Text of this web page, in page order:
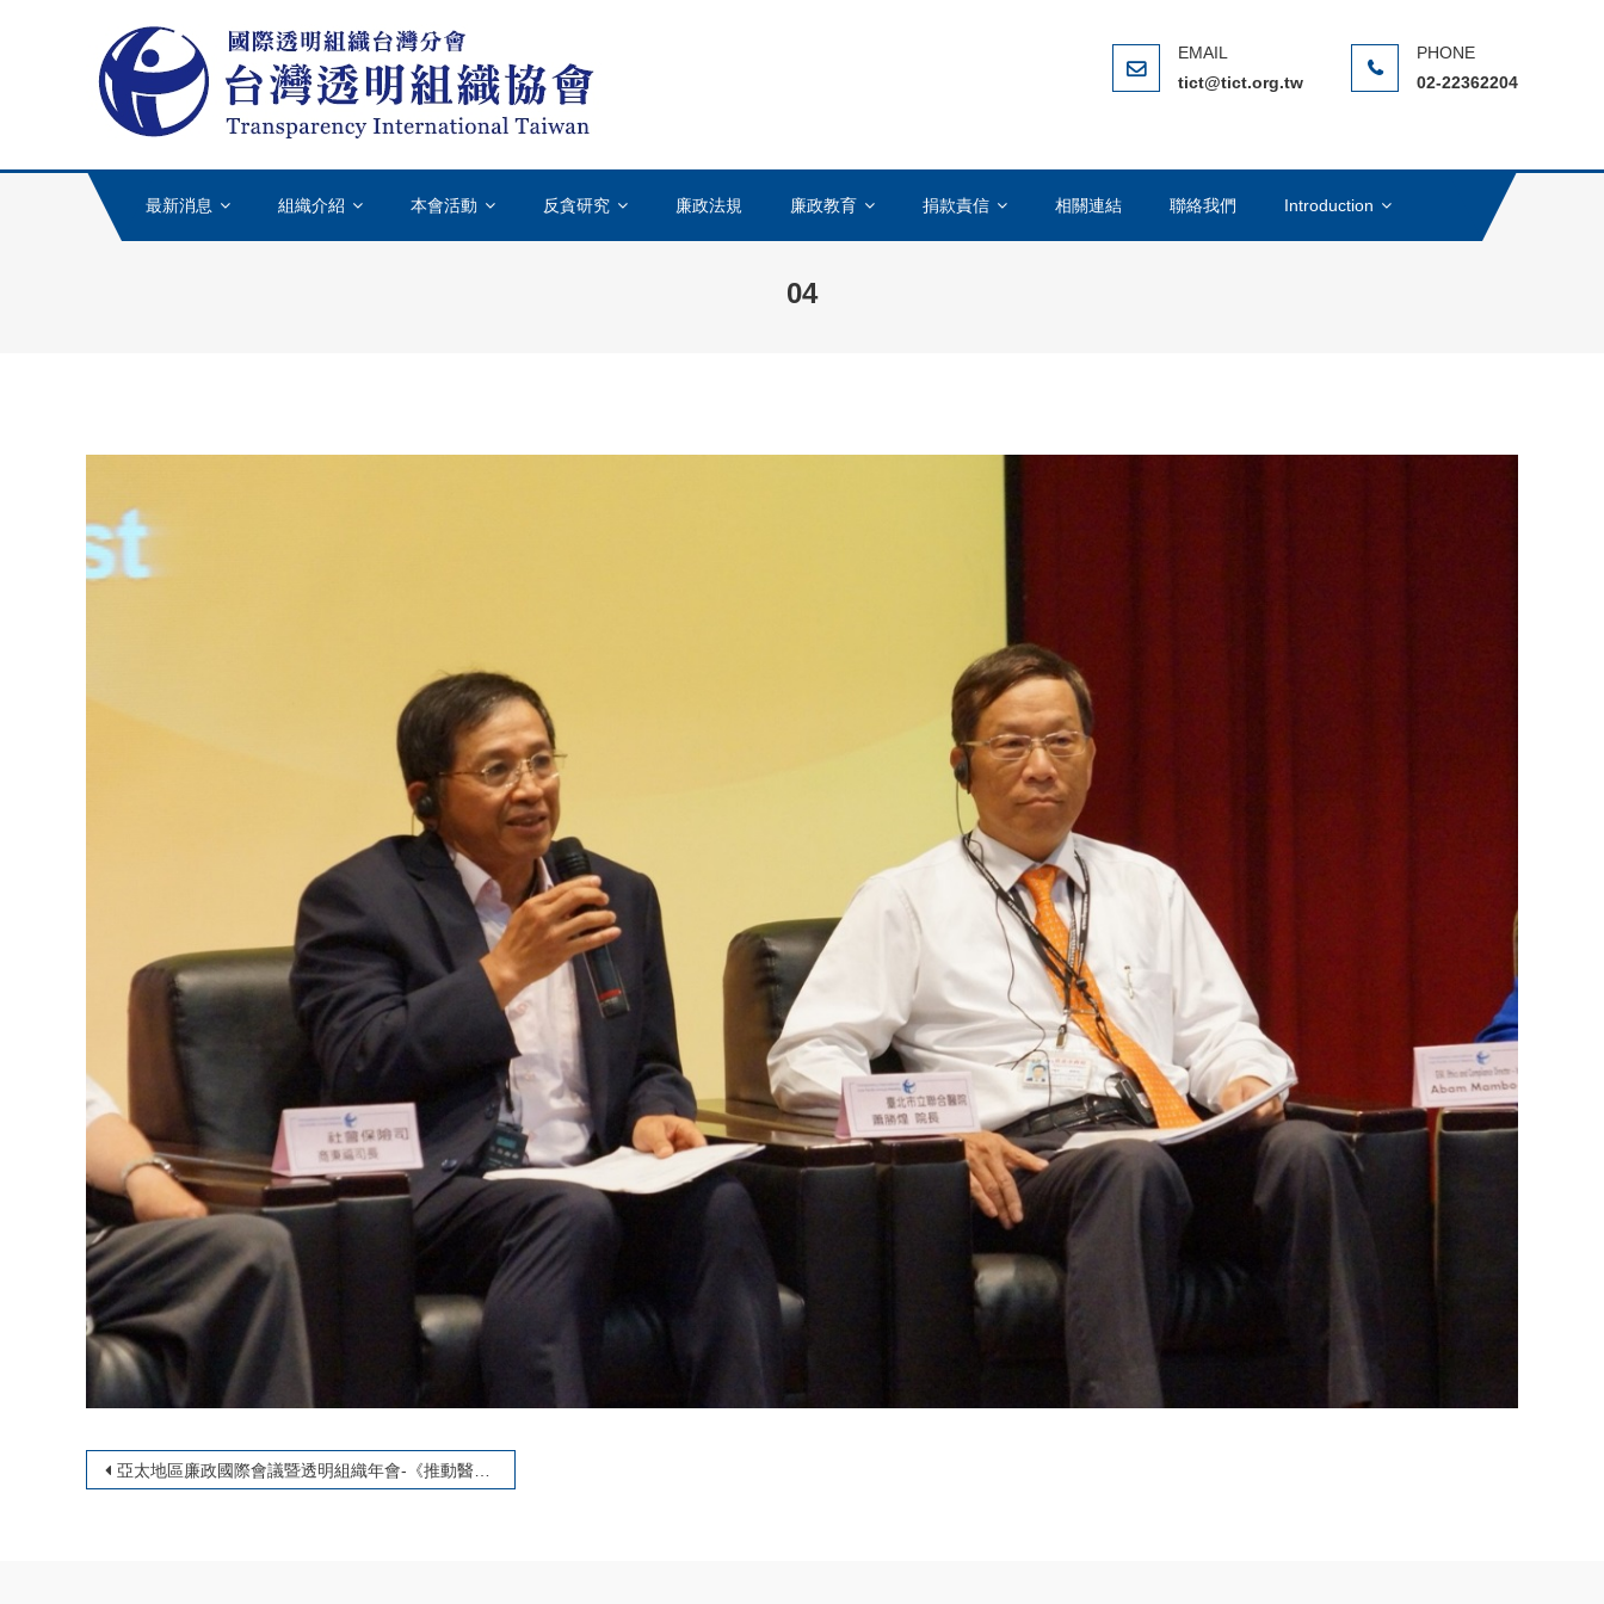
台灣透明組織TICT-TRANSPARENCY INTERNATIONAL CHINESE TAIPEI
國際上唯一專門致力於打擊貪汙腐敗的國際性非政府組織(NGO)，在全球反貪腐運動中扮演著重要的角色
tict@tict.org.tw 02-22362204
最新消息 組織介紹 本會活動 反貪研究 廉政法規 廉政教育 捐款責信 相關連結 聯絡我們 Introduction
04
文章導覽
亞太地區廉政國際會議暨透明組織年會-《推動醫療體系的透明化與互信》論壇